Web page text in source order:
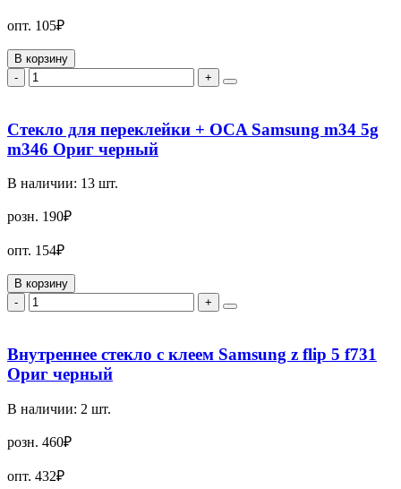
опт. 105₽
В корзину
-
+
Стекло для переклейки + OCA Samsung m34 5g
m346 Ориг черный
В наличии: 13 шт.
розн. 190₽
опт. 154₽
В корзину
-
+
Внутреннее стекло с клеем Samsung z flip 5 f731
Ориг черный
В наличии: 2 шт.
розн. 460₽
опт. 432₽